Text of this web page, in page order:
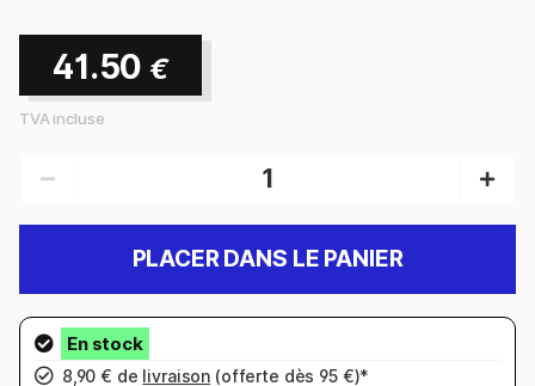
41.50 €
TVA incluse
PLACER DANS LE PANIER
8,90 € de livraison (offerte dès 95 €)*